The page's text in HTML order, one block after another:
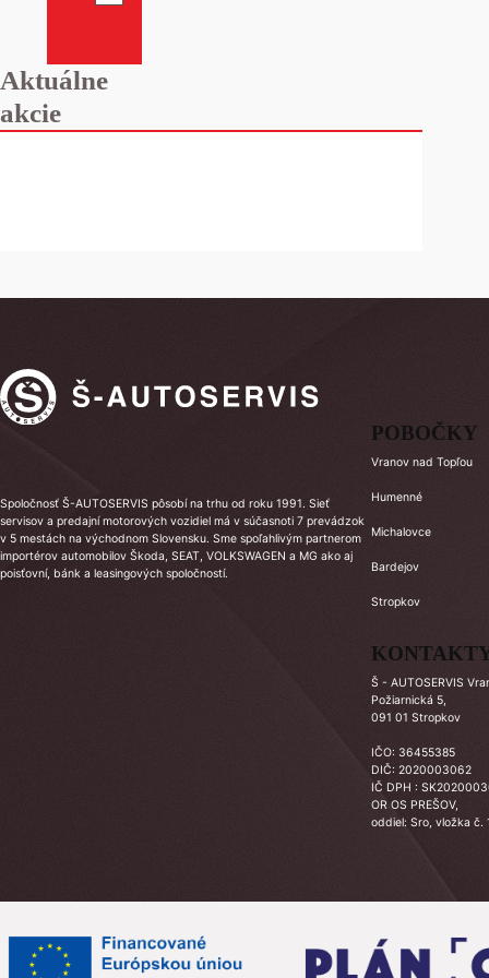
Aktuálne
akcie
Spoločnosť Š-AUTOSERVIS pôsobí na trhu od roku 1991. Sieť
servisov a predajní motorových vozidiel má v súčasnoti 7 prevádzok
v 5 mestách na východnom Slovensku. Sme spoľahlivým partnerom
importérov automobilov Škoda, SEAT, VOLKSWAGEN a MG ako aj
poisťovní, bánk a leasingových spoločností.
POBOČKY
Vranov nad Topľou
Humenné
Michalovce
Bardejov
Stropkov
Š - AUTOSERVIS
Požiarnická 5,
091 01 Stropkov
IČO: 36455385
DIČ: 2020003062
IČ DPH :
OR OS PREŠOV,
oddiel: Sro, vložka č.